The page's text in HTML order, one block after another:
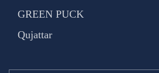
GREEN PUCK
Qujattar